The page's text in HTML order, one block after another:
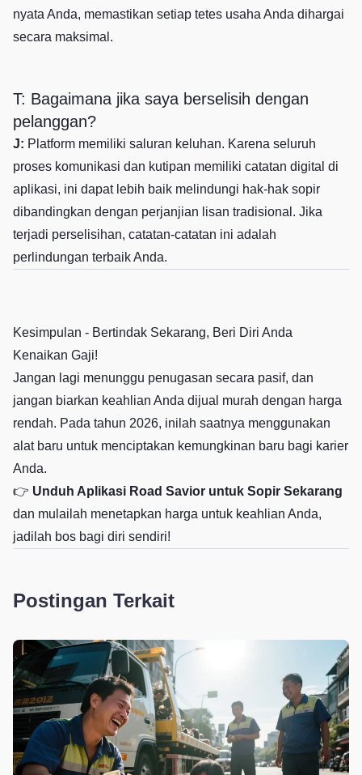
nyata Anda, memastikan setiap tetes usaha Anda dihargai
secara maksimal.
T: Bagaimana jika saya berselisih dengan
pelanggan?
J: Platform memiliki saluran keluhan. Karena seluruh
proses komunikasi dan kutipan memiliki catatan digital di
aplikasi, ini dapat lebih baik melindungi hak-hak sopir
dibandingkan dengan perjanjian lisan tradisional. Jika
terjadi perselisihan, catatan-catatan ini adalah
perlindungan terbaik Anda.
Kesimpulan - Bertindak Sekarang, Beri Diri Anda
Kenaikan Gaji!
Jangan lagi menunggu penugasan secara pasif, dan
jangan biarkan keahlian Anda dijual murah dengan harga
rendah. Pada tahun 2026, inilah saatnya menggunakan
alat baru untuk menciptakan kemungkinan baru bagi karier
Anda.
👉 Unduh Aplikasi Road Savior untuk Sopir Sekarang
dan mulailah menetapkan harga untuk keahlian Anda,
jadilah bos bagi diri sendiri!
Postingan Terkait